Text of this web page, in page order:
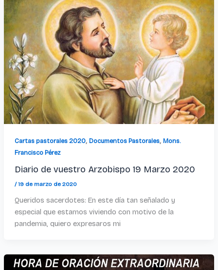
Cartas pastorales 2020, Documentos Pastorales, Mons.
Francisco Pérez
Diario de vuestro Arzobispo 19 Marzo 2020
/19 de marzo de 2020
Queridos sacerdotes: En este día tan señalado y
especial que estamos viviendo con motivo de la
pandemia, quiero expresaros mi